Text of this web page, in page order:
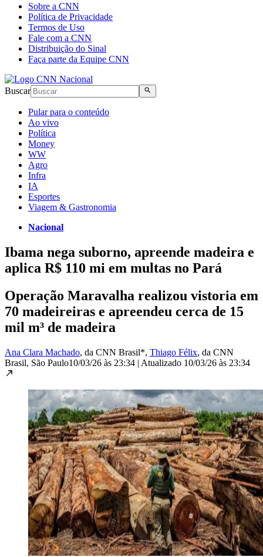
Sobre a CNN
Política de Privacidade
Termos de Uso
Fale com a CNN
Distribuição do Sinal
Faça parte da Equipe CNN
Buscar
Pular para o conteúdo
Ao vivo
Política
Money
WW
Agro
Infra
IA
Esportes
Viagem & Gastronomia
Nacional
Ibama nega suborno, apreende madeira e
aplica R$ 110 mi em multas no Pará
Operação Maravalha realizou vistoria em
70 madeireiras e apreendeu cerca de 15
mil m³ de madeira
Ana Clara Machado, da CNN Brasil*, Thiago Félix, da CNN
Brasil, São Paulo10/03/26 às 23:34 | Atualizado 10/03/26 às 23:34